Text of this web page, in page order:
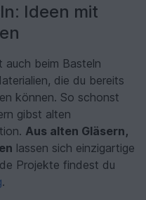
Ideen mit
auch beim Basteln
die du bereits
können. So schonst
gibst alten
Aus alten Gläsern,
lassen sich einzigartige
Projekte findest du
.